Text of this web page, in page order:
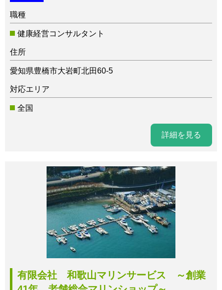
職種
健康経営コンサルタント
住所
愛知県豊橋市大岩町北田60-5
対応エリア
全国
詳細を見る
有限会社 和歌山マリンサービス ～創業